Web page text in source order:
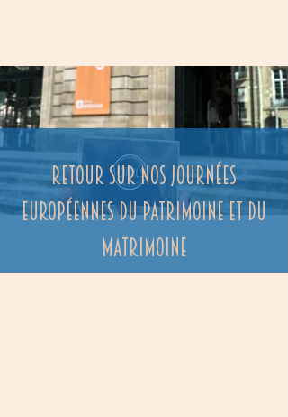
Retour sur nos journées
Européennes du patrimoine et du
matrimoine